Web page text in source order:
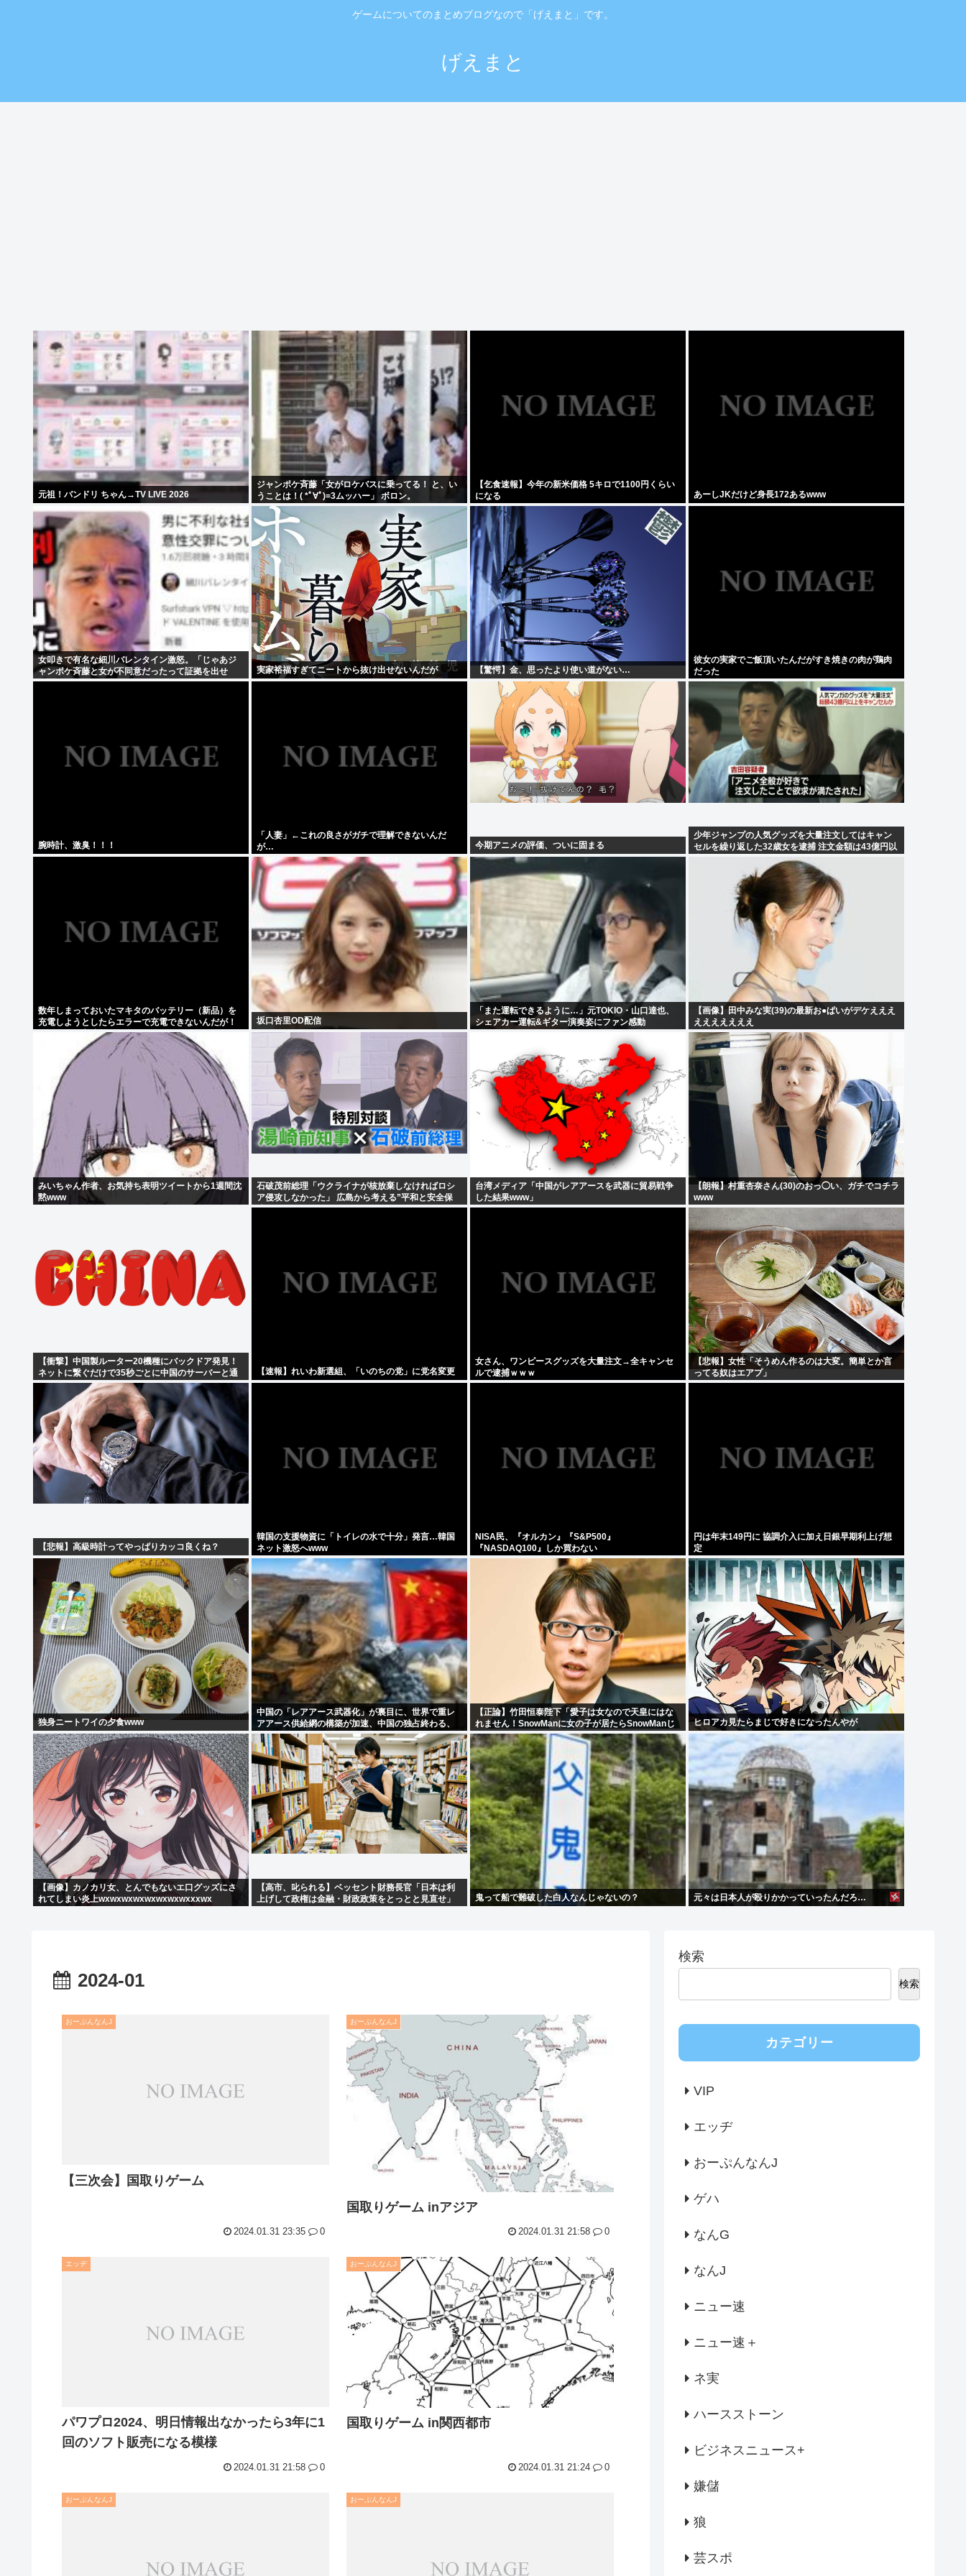
ゲームについてのまとめブログなので「げえまと」です。
げえまと
元祖！バンドリ ちゃん→TV LIVE 2026
ジャンポケ斉藤「女がロケバスに乗ってる！ と、い
うことは！( *ﾟ∀ﾟ)=3ムッハー」 ボロン。
【乞食速報】今年の新米価格 5キロで1100円くらい
になる
あーしJKだけど身長172あるwww
女叩きで有名な細川バレンタイン激怒。「じゃあジ
ャンポケ斉藤と女が不同意だったって証拠を出せ
よ！！！」
実家裕福すぎてニートから抜け出せないんだが 【驚愕】金、思ったより使い道がない…
彼女の実家でご飯頂いたんだがすき焼きの肉が鶏肉
だった
腕時計、激臭！！！
「人妻」←これの良さがガチで理解できないんだ
が…
今期アニメの評価、ついに固まる
少年ジャンプの人気グッズを大量注文してはキャン
セルを繰り返した32歳女を逮捕 注文金額は43億円以
数年しまっておいたマキタのバッテリー（新品）を
充電しようとしたらエラーで充電できないんだが！
復活させる方法教えろ
坂口杏里OD配信
「また運転できるように…」元TOKIO・山口達也、
シェアカー運転&ギター演奏姿にファン感動
【画像】田中みな実(39)の最新お●ぱいがデケえええ
えええええええ
みいちゃん作者、お気持ち表明ツイートから1週間沈
黙www
石破茂前総理「ウクライナが核放棄しなければロシ
ア侵攻しなかった」 広島から考える”平和と安全保
障”
台湾メディア「中国がレアアースを武器に貿易戦争
した結果www」
【朗報】村重杏奈さん(30)のおっ◯い、ガチでコチラ
www
【衝撃】中国製ルーター20機種にバックドア発見！
ネットに繋ぐだけで35秒ごとに中国のサーバーと通
信
【速報】れいわ新選組、「いのちの党」に党名変更
女さん、ワンピースグッズを大量注文→全キャンセ
ルで逮捕ｗｗｗ
【悲報】女性「そうめん作るのは大変。簡単とか言
ってる奴はエアプ」
【悲報】高級時計ってやっぱりカッコ良くね？
韓国の支援物資に「トイレの水で十分」発言…韓国
ネット激怒へwww
NISA民、『オルカン』『S&P500』
『NASDAQ100』しか買わない
円は年末149円に 協調介入に加え日銀早期利上げ想
定
独身ニートワイの夕食www
中国の「レアアース武器化」が裏目に、世界で重レ
アアース供給網の構築が加速、中国の独占終わる、
【正論】竹田恒泰陛下「愛子は女なので天皇にはな
れません！SnowManに女の子が居たらSnowManじ
ゃないでしょ？」
ヒロアカ見たらまじで好きになったんやが
【画像】カノカリ女、とんでもないエ口グッズにさ
れてしまい炎上wxwxwxwxwxwxwxwxxxwx
【高市、叱られる】ベッセント財務長官「日本は利
上げして政権は金融・財政政策をとっとと見直せ」
鬼って船で難破した白人なんじゃないの？ 元々は日本人が殴りかかっていったんだろ…
2024-01
おーぷんなんJ
【三次会】国取りゲーム
2024.01.31 23:35 0
おーぷんなんJ
国取りゲーム inアジア
2024.01.31 21:58 0
エッヂ
パワプロ2024、明日情報出なかったら3年に1
回のソフト販売になる模様
2024.01.31 21:58 0
おーぷんなんJ
国取りゲーム in関西都市
2024.01.31 21:24 0
おーぷんなんJ おーぷんなんJ
検索
検索
カテゴリー
VIP
エッヂ
おーぷんなんJ
ゲハ
なんG
なんJ
ニュー速
ニュー速＋
ネ実
ハースストーン
ビジネスニュース+
嫌儲
狼
芸スポ